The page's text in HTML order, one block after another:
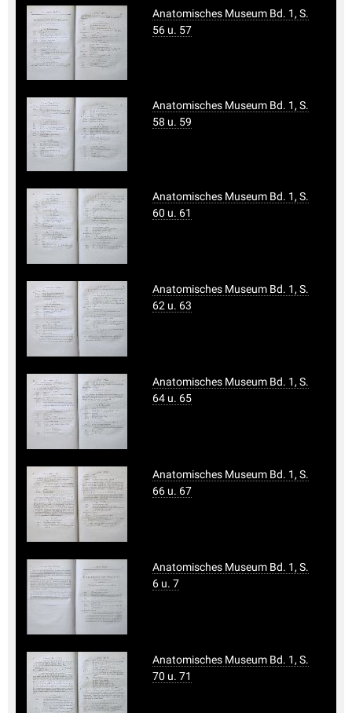
Anatomisches Museum Bd. 1, S.
56 u. 57
Anatomisches Museum Bd. 1, S.
58 u. 59
Anatomisches Museum Bd. 1, S.
60 u. 61
Anatomisches Museum Bd. 1, S.
62 u. 63
Anatomisches Museum Bd. 1, S.
64 u. 65
Anatomisches Museum Bd. 1, S.
66 u. 67
Anatomisches Museum Bd. 1, S.
6 u. 7
Anatomisches Museum Bd. 1, S.
70 u. 71